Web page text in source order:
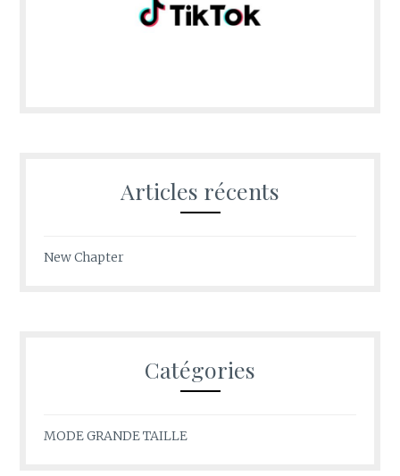
Articles récents
New Chapter
Catégories
MODE GRANDE TAILLE